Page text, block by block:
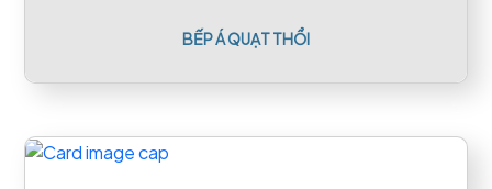
BẾP Á QUẠT THỔI